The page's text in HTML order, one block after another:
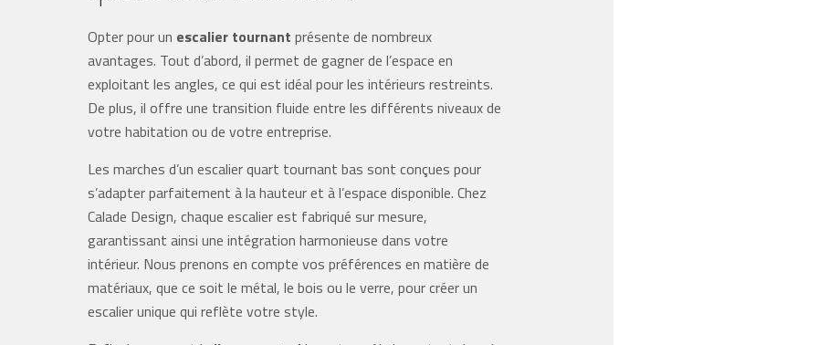
Opter pour un escalier tournant présente de nombreux
avantages. Tout d’abord, il permet de gagner de l’espace en
exploitant les angles, ce qui est idéal pour les intérieurs restreints.
De plus, il offre une transition fluide entre les différents niveaux de
votre habitation ou de votre entreprise.
Les marches d’un escalier quart tournant bas sont conçues pour
s’adapter parfaitement à la hauteur et à l’espace disponible. Chez
Calade Design, chaque escalier est fabriqué sur mesure,
garantissant ainsi une intégration harmonieuse dans votre
intérieur. Nous prenons en compte vos préférences en matière de
matériaux, que ce soit le métal, le bois ou le verre, pour créer un
escalier unique qui reflète votre style.